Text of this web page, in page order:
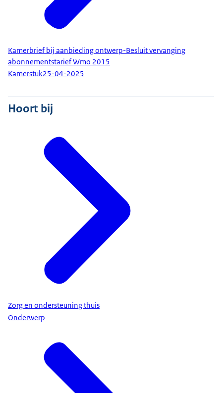
Kamerbrief bij aanbieding ontwerp-Besluit vervanging
abonnementstarief Wmo 2015
Kamerstuk25-04-2025
Hoort bij
Zorg en ondersteuning thuis
Onderwerp